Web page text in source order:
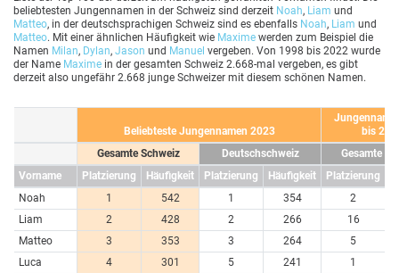
beliebtesten Jungennamen in der Schweiz sind derzeit Noah, Liam und
Matteo, in der deutschsprachigen Schweiz sind es ebenfalls Noah, Liam und
Matteo. Mit einer ähnlichen Häufigkeit wie Maxime werden zum Beispiel die
Namen Milan, Dylan, Jason und Manuel vergeben. Von 1998 bis 2022 wurde
der Name Maxime in der gesamten Schweiz 2.668-mal vergeben, es gibt
derzeit also ungefähr 2.668 junge Schweizer mit diesem schönen Namen.
Beliebteste Jungennamen 2023
bis
Gesamte Schweiz
Deutschschweiz
Gesamte
Vorname
Platzierung Häufigkeit Platzierung Häufigkeit Platzierung
Noah
1 542 1 354 2
Liam
2 428 2 266
16
Matteo
3 353 3 264
5
Luca
4 301 5 241 1